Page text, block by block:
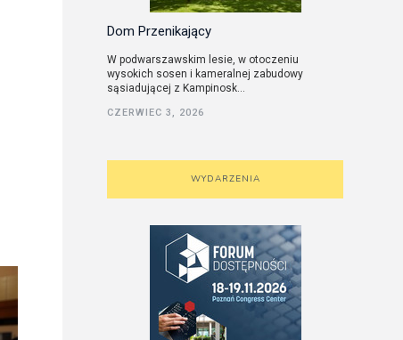
Dom Przenikający
W podwarszawskim lesie, w otoczeniu
wysokich sosen i kameralnej zabudowy
sąsiadującej z Kampinosk...
CZERWIEC 3, 2026
WYDARZENIA